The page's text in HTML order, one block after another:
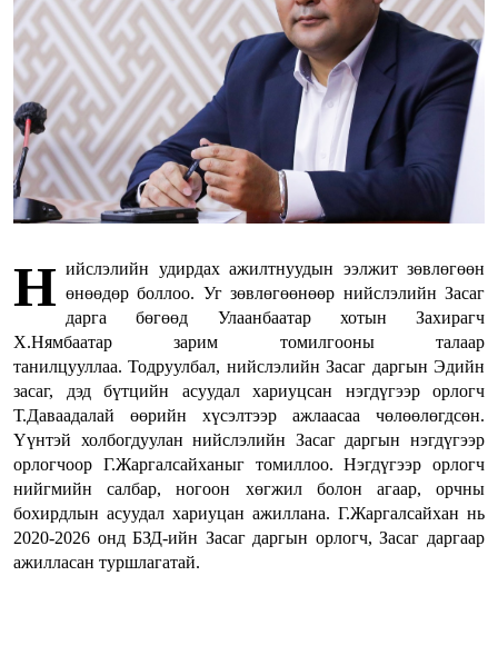
Н ийслэлийн удирдах ажилтнуудын ээлжит зөвлөгөөн
өнөөдөр боллоо. Уг зөвлөгөөнөөр нийслэлийн Засаг
дарга бөгөөд Улаанбаатар хотын Захирагч
Х.Нямбаатар зарим томилгооны талаар
танилцууллаа. Тодруулбал, нийслэлийн Засаг даргын Эдийн
засаг, дэд бүтцийн асуудал хариуцсан нэгдүгээр орлогч
Т.Даваадалай өөрийн хүсэлтээр ажлаасаа чөлөөлөгдсөн.
Үүнтэй холбогдуулан нийслэлийн Засаг даргын нэгдүгээр
орлогчоор Г.Жаргалсайханыг томиллоо. Нэгдүгээр орлогч
нийгмийн салбар, ногоон хөгжил болон агаар, орчны
бохирдлын асуудал хариуцан ажиллана. Г.Жаргалсайхан нь
2020-2026 онд БЗД-ийн Засаг даргын орлогч, Засаг даргаар
ажилласан туршлагатай.